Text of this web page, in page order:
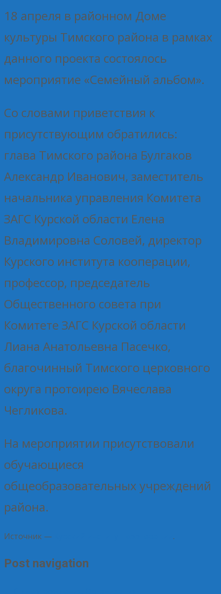
18 апреля в районном Доме
культуры Тимского района в рамках
данного проекта состоялось
мероприятие «Семейный альбом».
Со словами приветствия к
присутствующим обратились:
глава Тимского района Булгаков
Александр Иванович, заместитель
начальника управления Комитета
ЗАГС Курской области Елена
Владимировна Соловей, директор
Курского института кооперации,
профессор, председатель
Общественного совета при
Комитете ЗАГС Курской области
Лиана Анатольевна Пасечко,
благочинный Тимского церковного
округа протоирею Вячеслава
Чегликова.
На мероприятии присутствовали
обучающиеся
общеобразовательных учреждений
района.
Источник — .
Post navigation